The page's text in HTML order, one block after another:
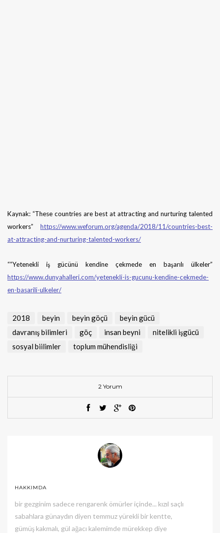
Kaynak: “These countries are best at attracting and nurturing talented
workers” https://www.weforum.org/agenda/2018/11/countries-best-
at-attracting-and-nurturing-talented-workers/
““Yetenekli iş gücünü kendine çekmede en başarılı ülkeler”
https://www.dunyahalleri.com/yetenekli-is-gucunu-kendine-cekmede-
en-basarili-ulkeler/
2018 beyin beyin göçü
beyin gücü
davranış bilimleri
göç insan beyni
nitelikli işgücü
sosyal biilimler
toplum mühendisliği
2 Yorum
HAKKIMDA
bir gezginim sadece rengarenk ömürler içinde... kızıl saçlı
sabahlara günaydın diyen temmuz yürekli bir kentte,
gümüş kakmalı, gül ağacı kalemimde mürekkep diye